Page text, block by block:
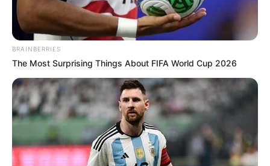
BRAINBERRIES
The Most Surprising Things About FIFA World Cup 2026